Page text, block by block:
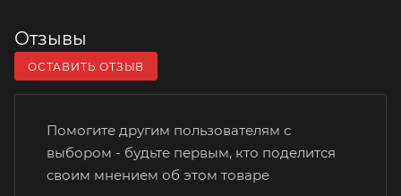
Отзывы
ОСТАВИТЬ ОТЗЫВ
Помогите другим пользователям с
выбором - будьте первым, кто поделится
своим мнением об этом товаре